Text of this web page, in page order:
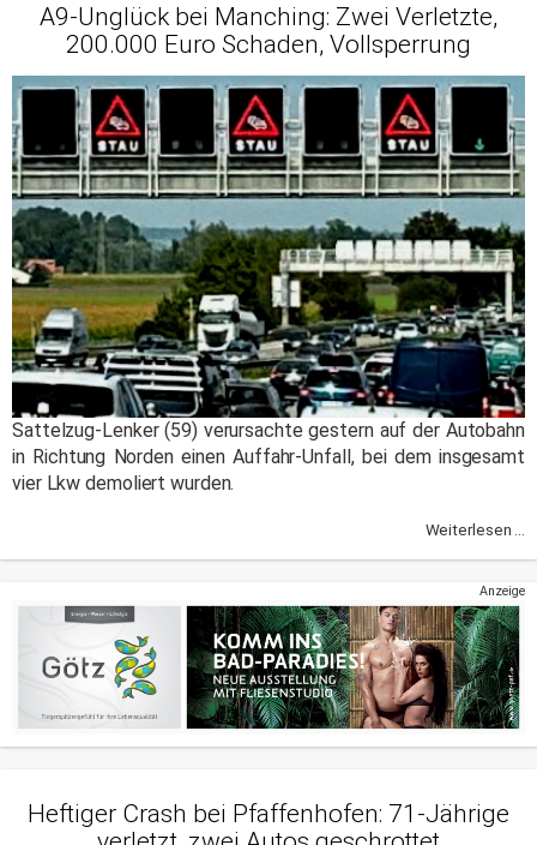
A9-Unglück bei Manching: Zwei Verletzte,
200.000 Euro Schaden, Vollsperrung
Sattelzug-Lenker (59) verursachte gestern auf der Autobahn
in Richtung Norden einen Auffahr-Unfall, bei dem insgesamt
vier Lkw demoliert wurden.
Weiterlesen ...
Anzeige
Heftiger Crash bei Pfaffenhofen: 71-Jährige